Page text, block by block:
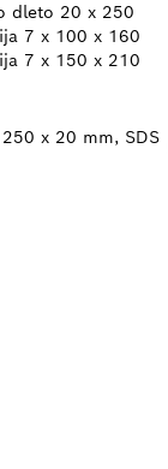
dleto 20 x 250
7 x 100 x 160
7 x 150 x 210
x 20 mm, SDS